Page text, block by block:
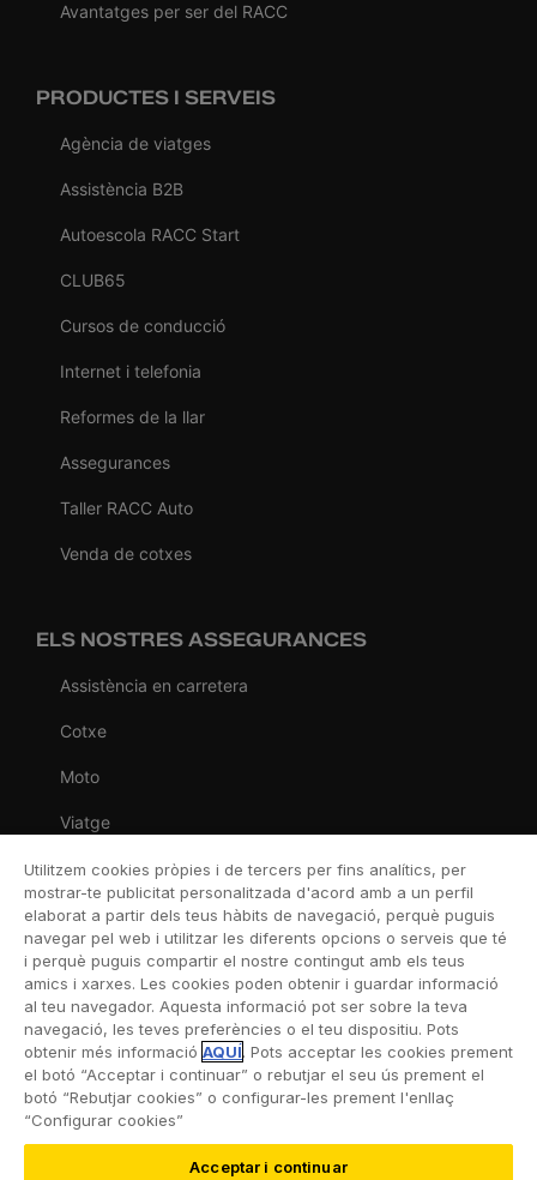
Avantatges per ser del RACC
PRODUCTES I SERVEIS
Agència de viatges
Assistència B2B
Autoescola RACC Start
CLUB65
Cursos de conducció
Internet i telefonia
Reformes de la llar
Assegurances
Taller RACC Auto
Venda de cotxes
ELS NOSTRES ASSEGURANCES
Assistència en carretera
Cotxe
Moto
Viatge
Llar
Vida
Decessos
Dental
Esportiva
Esquí
Utilitzem cookies pròpies i de tercers per fins analítics, per
mostrar-te publicitat personalitzada d'acord amb a un perfil
elaborat a partir dels teus hàbits de navegació, perquè puguis
navegar pel web i utilitzar les diferents opcions o serveis que té
i perquè puguis compartir el nostre contingut amb els teus
amics i xarxes. Les cookies poden obtenir i guardar informació
al teu navegador. Aquesta informació pot ser sobre la teva
navegació, les teves preferències o el teu dispositiu. Pots
obtenir més informació AQUÍ. Pots acceptar les cookies prement
el botó “Acceptar i continuar” o rebutjar el seu ús prement el
botó “Rebutjar cookies” o configurar-les prement l'enllaç
“Configurar cookies”
Acceptar i continuar